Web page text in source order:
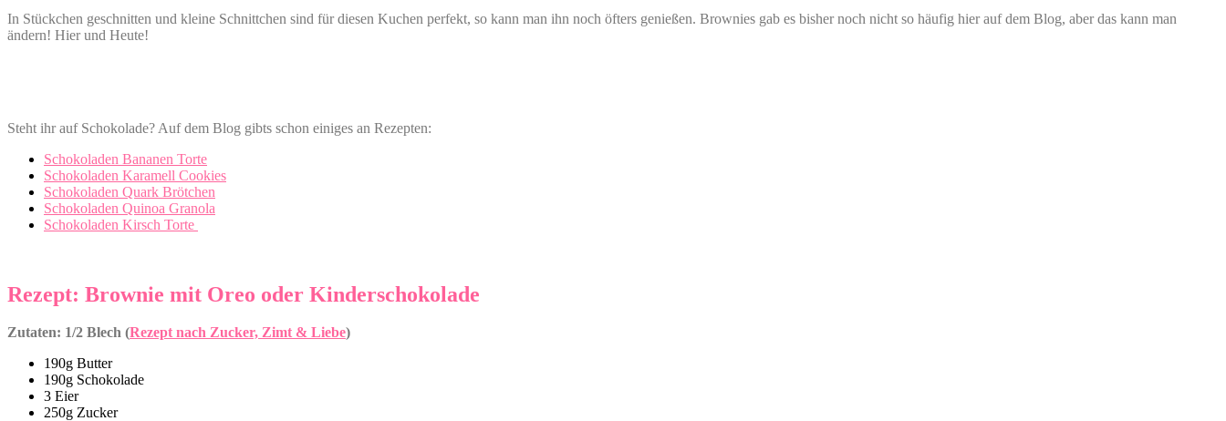
In Stückchen geschnitten und kleine Schnittchen sind für diesen Kuchen perfekt, so kann man ihn noch öfters genießen. Brownies gab es bisher noch nicht so häufig hier auf dem Blog, aber das kann man
ändern! Hier und Heute!
Steht ihr auf Schokolade? Auf dem Blog gibts schon einiges an Rezepten:
Schokoladen Bananen Torte
Schokoladen Karamell Cookies
Schokoladen Quark Brötchen
Schokoladen Quinoa Granola
Schokoladen Kirsch Torte
Rezept: Brownie mit Oreo oder Kinderschokolade
Zutaten: 1/2 Blech (Rezept nach Zucker, Zimt & Liebe)
190g Butter
190g Schokolade
3 Eier
250g Zucker